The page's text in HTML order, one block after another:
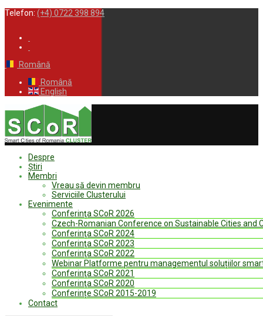
Telefon: (+4) 0722 398 894
Română
Română
English
Despre
Ştiri
Membri
Vreau să devin membru
Serviciile Clusterului
Evenimente
Conferinţa SCoR 2026
Czech-Romanian Conference on Sustainable Cities and
Conferinţa SCoR 2024
Conferinţa SCoR 2023
Conferinţa SCoR 2022
Webinar Platforme pentru managementul soluțiilor
Conferinţa SCoR 2021
Conferinţa SCoR 2020
Conferințe SCoR 2015-2019
Contact